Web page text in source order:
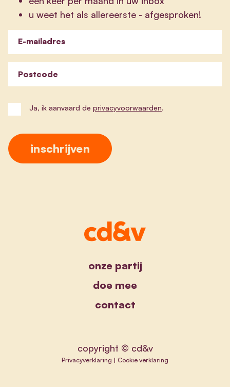
u weet het als allereerste - afgesproken!
E-mailadres
Postcode
Ja, ik aanvaard de privacyvoorwaarden.
onze partij
doe mee
contact
copyright © cd&v
Privacyverklaring | Cookie verklaring